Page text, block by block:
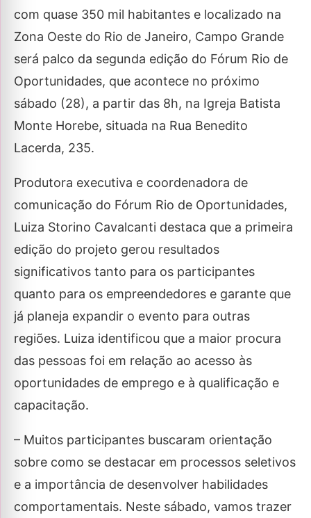
com quase 350 mil habitantes e localizado na
Zona Oeste do Rio de Janeiro, Campo Grande
será palco da segunda edição do Fórum Rio de
Oportunidades, que acontece no próximo
sábado (28), a partir das 8h, na Igreja Batista
Monte Horebe, situada na Rua Benedito
Lacerda, 235.
Produtora executiva e coordenadora de
comunicação do Fórum Rio de Oportunidades,
Luiza Storino Cavalcanti destaca que a primeira
edição do projeto gerou resultados
significativos tanto para os participantes
quanto para os empreendedores e garante que
já planeja expandir o evento para outras
regiões. Luiza identificou que a maior procura
das pessoas foi em relação ao acesso às
oportunidades de emprego e à qualificação e
capacitação.
– Muitos participantes buscaram orientação
sobre como se destacar em processos seletivos
e a importância de desenvolver habilidades
comportamentais. Neste sábado, vamos trazer